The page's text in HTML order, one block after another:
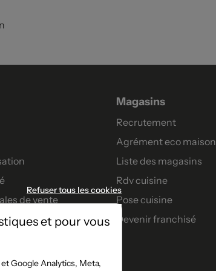
de vente
Magasins
Recrutement
Agrément eco maison
Liste des magasins
Rdv cuisine
Pose cuisine
Devenir franchisé
Refuser tous les cookies
et pour vous
Google Analytics, Meta,